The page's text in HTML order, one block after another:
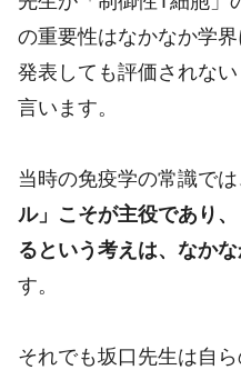
の重要性はなかなか学
発表しても評価されな
言います。
当時の免疫学の常識では
ル」こそが主役であり
るという考えは、なか
す。
それでも坂口先生は自